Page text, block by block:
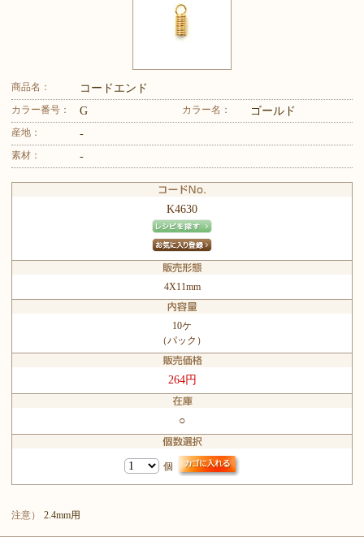
商品名： コードエンド
カラー番号： G カラー名： ゴールド
産地： -
素材： -
K4630
4X11mm
10ケ
（パック）
264円
○
個
注意） 2.4mm用